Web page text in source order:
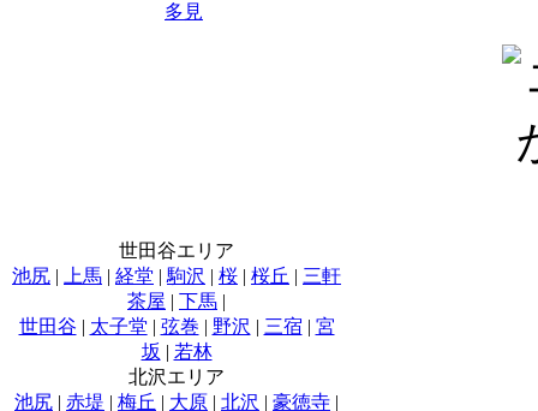
多見
世田谷エリア
池尻 | 上馬 | 経堂 | 駒沢 | 桜 | 桜丘 | 三軒
茶屋 | 下馬 |
世田谷 | 太子堂 | 弦巻 | 野沢 | 三宿 | 宮
坂 | 若林
北沢エリア
池尻 | 赤堤 | 梅丘 | 大原 | 北沢 | 豪徳寺 |